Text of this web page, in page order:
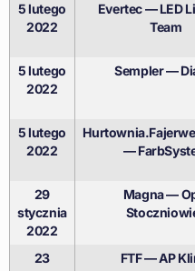
5 lutego
2022
Evertec — LED
Team
5 lutego
2022
Sempler —
5 lutego
2022
—
29
stycznia
2022
Magna —
23
FTF — AP